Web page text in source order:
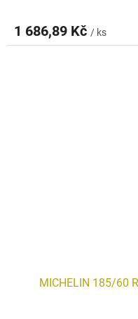
1 686,89 Kč / ks
MICHELIN 185/60